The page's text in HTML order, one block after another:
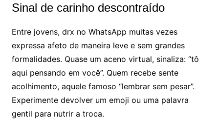
Sinal de carinho descontraído
Entre jovens, drx no WhatsApp muitas vezes
expressa afeto de maneira leve e sem grandes
formalidades. Quase um aceno virtual, sinaliza: “tô
aqui pensando em você”. Quem recebe sente
acolhimento, aquele famoso “lembrar sem pesar”.
Experimente devolver um emoji ou uma palavra
gentil para nutrir a troca.